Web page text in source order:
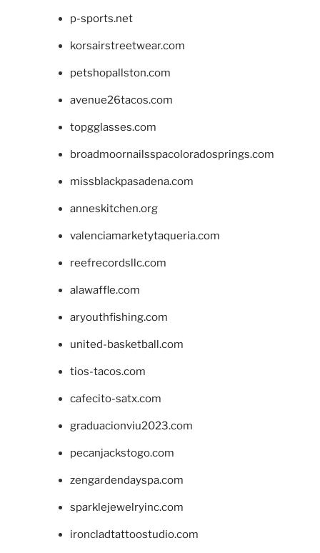
p-sports.net
korsairstreetwear.com
petshopallston.com
avenue26tacos.com
topgglasses.com
broadmoornailsspacoloradosprings.com
missblackpasadena.com
anneskitchen.org
valenciamarketytaqueria.com
reefrecordsllc.com
alawaffle.com
aryouthfishing.com
united-basketball.com
tios-tacos.com
cafecito-satx.com
graduacionviu2023.com
pecanjackstogo.com
zengardendayspa.com
sparklejewelryinc.com
ironcladtattoostudio.com